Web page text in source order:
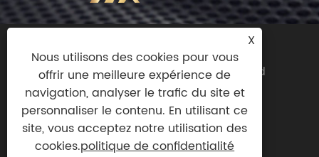
Copyright © 2024 Zhengguan (Foshan
Shunde) Import And Export Trade Co., Ltd
Tous droits réservés.
Links|Sitemap |RSS|XML|politique de
confidentialité
X
Nous utilisons des cookies pour vous
offrir une meilleure expérience de
navigation, analyser le trafic du site et
personnaliser le contenu. En utilisant ce
site, vous acceptez notre utilisation des
cookies.politique de confidentialité